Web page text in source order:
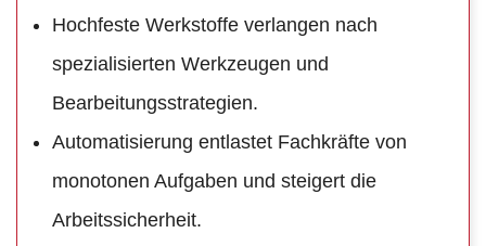
Hochfeste Werkstoffe verlangen nach
spezialisierten Werkzeugen und
Bearbeitungsstrategien.
Automatisierung entlastet Fachkräfte von
monotonen Aufgaben und steigert die
Arbeitssicherheit.